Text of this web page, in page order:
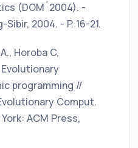
(DOM´2004). -
2004. - P. 16-21.
Horoba C,
Evolutionary
programming //
Comput.
ACM Press,